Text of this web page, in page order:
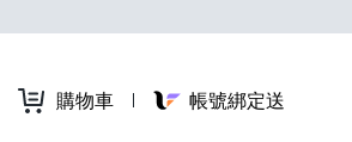
購物車 帳號綁定送